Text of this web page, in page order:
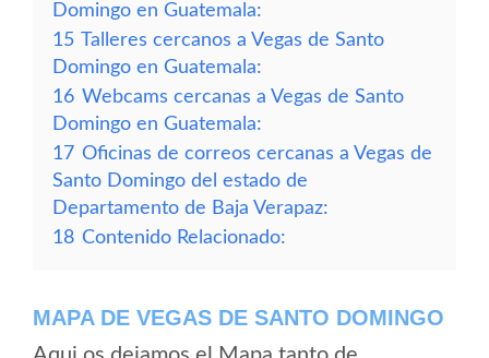
Domingo en Guatemala:
15 Talleres cercanos a Vegas de Santo
Domingo en Guatemala:
16 Webcams cercanas a Vegas de Santo
Domingo en Guatemala:
17 Oficinas de correos cercanas a Vegas de
Santo Domingo del estado de
Departamento de Baja Verapaz:
18 Contenido Relacionado:
MAPA DE VEGAS DE SANTO DOMINGO